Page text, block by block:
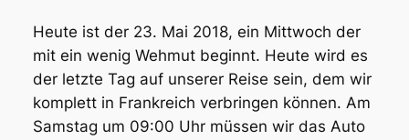
Heute ist der 23. Mai 2018, ein Mittwoch der
mit ein wenig Wehmut beginnt. Heute wird es
der letzte Tag auf unserer Reise sein, dem wir
komplett in Frankreich verbringen können. Am
Samstag um 09:00 Uhr müssen wir das Auto